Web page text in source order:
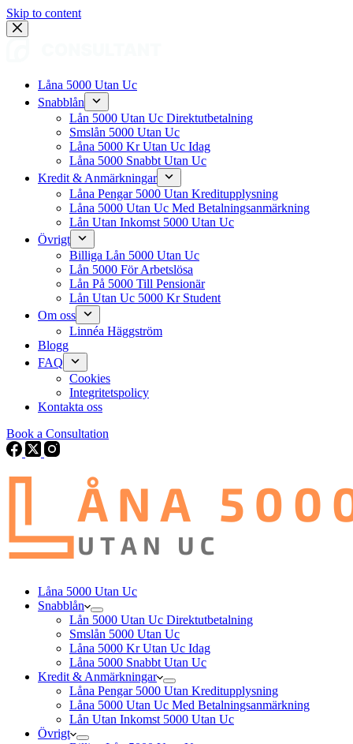
Skip to content
Låna 5000 Utan Uc
Snabblån
Lån 5000 Utan Uc Direktutbetalning
Smslån 5000 Utan Uc
Låna 5000 Kr Utan Uc Idag
Låna 5000 Snabbt Utan Uc
Kredit & Anmärkningar
Låna Pengar 5000 Utan Kreditupplysning
Låna 5000 Utan Uc Med Betalningsanmärkning
Lån Utan Inkomst 5000 Utan Uc
Övrigt
Billiga Lån 5000 Utan Uc
Lån 5000 För Arbetslösa
Lån På 5000 Till Pensionär
Lån Utan Uc 5000 Kr Student
Om oss
Linnéa Häggström
Blogg
FAQ
Cookies
Integritetspolicy
Kontakta oss
Book a Consultation
Låna 5000 Utan Uc
Snabblån
Lån 5000 Utan Uc Direktutbetalning
Smslån 5000 Utan Uc
Låna 5000 Kr Utan Uc Idag
Låna 5000 Snabbt Utan Uc
Kredit & Anmärkningar
Låna Pengar 5000 Utan Kreditupplysning
Låna 5000 Utan Uc Med Betalningsanmärkning
Lån Utan Inkomst 5000 Utan Uc
Övrigt